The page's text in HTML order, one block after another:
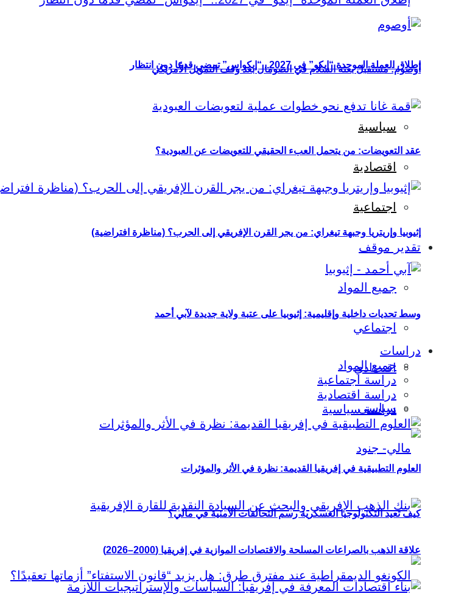
إطلاق العملة الموحدة “إيكو” في 2027.. “إيكواس” تمضي قدمًا دون انتظار
سياسية
اقتصادية
اجتماعية
تقدير موقف
جميع المواد
اجتماعي
اقتصادي
سياسي
كيف تعيد التكنولوجيا العسكرية رسم التحالفات الأمنية في مالي؟
أوصوم: مستقبل بعثة السلام في الصومال بعد وقف التمويل الأمريكي
عقد التعويضات: من يتحمل العبء الحقيقي للتعويضات عن العبودية؟
إثيوبيا وإريتريا وجبهة تيغراي: من يجر القرن الإفريقي إلى الحرب؟ (مناظرة افتراضية)
وسط تحديات داخلية وإقليمية: إثيوبيا على عتبة ولاية جديدة لآبي أحمد
دراسات
جميع المواد
دراسة اجتماعية
دراسة اقتصادية
دراسة سياسية
العلوم التطبيقية في إفريقيا القديمة: نظرة في الأثر والمؤثرات
علاقة الذهب بالصراعات المسلحة والاقتصادات الموازية في إفريقيا (2000–2026)